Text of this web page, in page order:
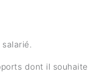
dont il souhaite